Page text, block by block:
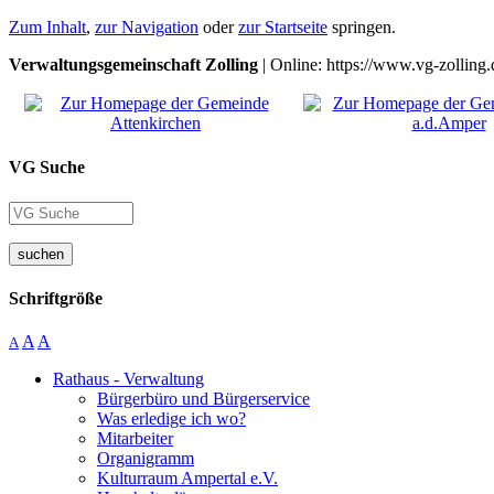
Zum Inhalt, zur Navigation oderzur Startseite springen.
Verwaltungsgemeinschaft Zolling | Online: https://www.vg-
VG Suche
suchen
Schriftgröße
A A A
Rathaus - Verwaltung
Bürgerbüro und Bürgerservice
Was erledige ich wo?
Mitarbeiter
Organigramm
Kulturraum Ampertal e.V.